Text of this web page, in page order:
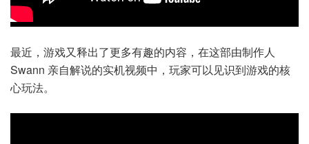
最近，游戏又释出了更多有趣的内容，在这部由制作人
Swann 亲自解说的实机视频中，玩家可以见识到游戏的核
心玩法。